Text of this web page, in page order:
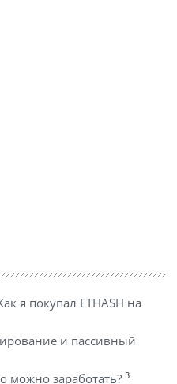
я покупал ETHASH на
и пассивный
можно заработать? 3